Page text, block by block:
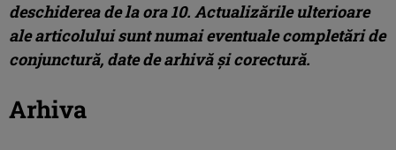
deschiderea de la ora 10. Actualizările ulterioare
ale articolului sunt numai eventuale completări de
conjunctură, date de arhivă şi corectură.
Arhiva